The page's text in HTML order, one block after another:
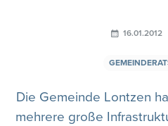
16.01.2012
Die Gemeinde Lontzen
mehrere große